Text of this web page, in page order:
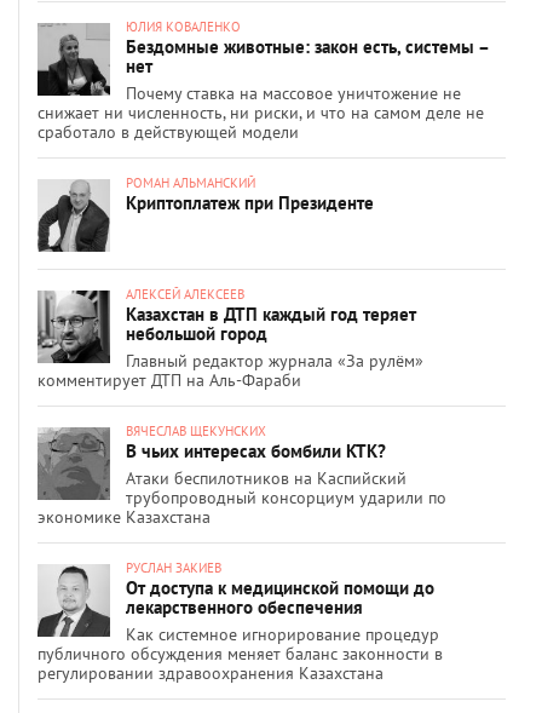
ЮЛИЯ КОВАЛЕНКО
Бездомные животные: закон есть, системы –
нет
Почему ставка на массовое уничтожение не
снижает ни численность, ни риски, и что на самом деле не
сработало в действующей модели
РОМАН АЛЬМАНСКИЙ
Криптоплатеж при Президенте
АЛЕКСЕЙ АЛЕКСЕЕВ
Казахстан в ДТП каждый год теряет
небольшой город
Главный редактор журнала «За рулём»
комментирует ДТП на Аль-Фараби
ВЯЧЕСЛАВ ЩЕКУНСКИХ
В чьих интересах бомбили КТК?
Атаки беспилотников на Каспийский
трубопроводный консорциум ударили по
экономике Казахстана
РУСЛАН ЗАКИЕВ
От доступа к медицинской помощи до
лекарственного обеспечения
Как системное игнорирование процедур
публичного обсуждения меняет баланс законности в
регулировании здравоохранения Казахстана